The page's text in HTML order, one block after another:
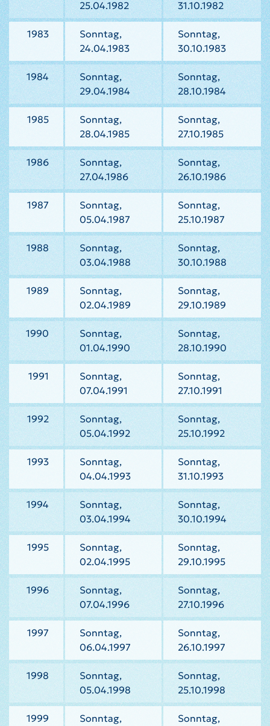
25.04.1982 31.10.1982
1983
Sonntag,
24.04.1983
Sonntag,
30.10.1983
1984
Sonntag,
29.04.1984
Sonntag,
28.10.1984
1985
Sonntag,
28.04.1985
Sonntag,
27.10.1985
1986
Sonntag,
27.04.1986
Sonntag,
26.10.1986
1987
Sonntag,
05.04.1987
Sonntag,
25.10.1987
1988
Sonntag,
03.04.1988
Sonntag,
30.10.1988
1989
Sonntag,
02.04.1989
Sonntag,
29.10.1989
1990
Sonntag,
01.04.1990
Sonntag,
28.10.1990
1991
Sonntag,
07.04.1991
Sonntag,
27.10.1991
1992
Sonntag,
05.04.1992
Sonntag,
25.10.1992
1993
Sonntag,
04.04.1993
Sonntag,
31.10.1993
1994
Sonntag,
03.04.1994
Sonntag,
30.10.1994
1995
Sonntag,
02.04.1995
Sonntag,
29.10.1995
1996
Sonntag,
07.04.1996
Sonntag,
27.10.1996
1997
Sonntag,
06.04.1997
Sonntag,
26.10.1997
1998
Sonntag,
05.04.1998
Sonntag,
25.10.1998
1999
Sonntag,
Sonntag,